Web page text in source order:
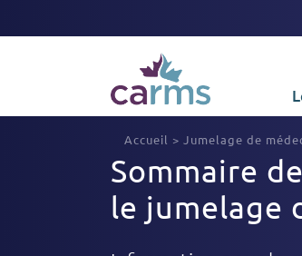
Accueil > Jumelage de
Sommaire
le jumelage